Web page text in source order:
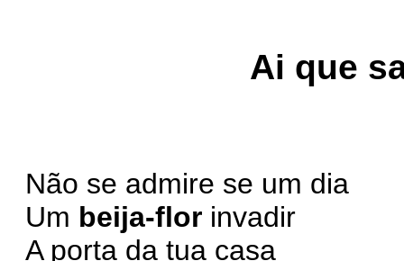
Ai que
Não se admire se um dia
Um beija-flor invadir
A porta da tua casa